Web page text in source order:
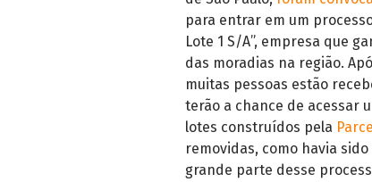
para entrar em um
Lote 1 S/A”, empresa que
das moradias na região.
muitas pessoas estão
terão a chance de acessar
lotes construídos pela
removidas, como havia
grande parte desse